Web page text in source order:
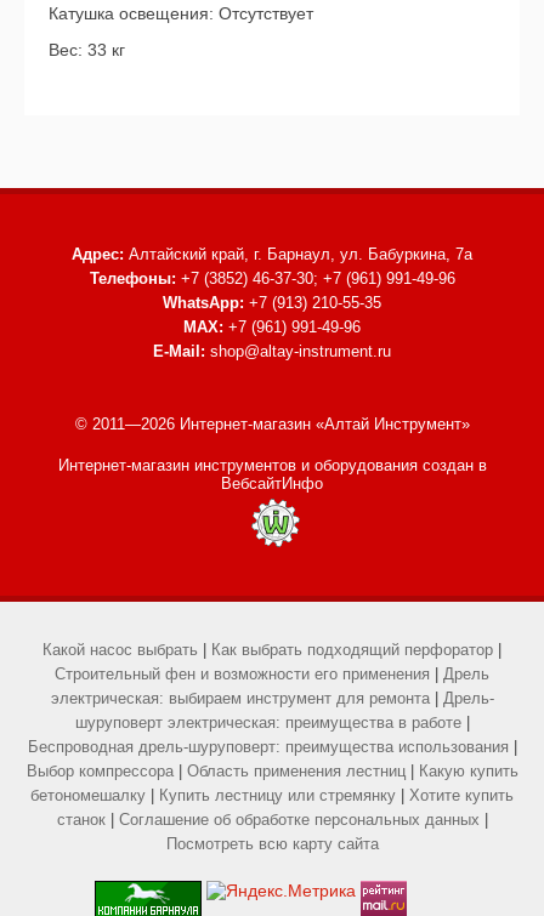
Катушка освещения: Отсутствует
Вес: 33 кг
Адрес: Алтайский край, г. Барнаул, ул. Бабуркина, 7а
Телефоны: +7 (3852) 46-37-30; +7 (961) 991-49-96
WhatsApp: +7 (913) 210-55-35
MAX: +7 (961) 991-49-96
E-Mail: shop@altay-instrument.ru
© 2011—2026 Интернет-магазин «Алтай Инструмент»
Интернет-магазин инструментов и оборудованиясоздан в
ВебсайтИнфо
Какой насос выбрать Как выбрать подходящий перфоратор
Строительный фен и возможности его применения
Дрель
электрическая: выбираем инструмент для ремонта| Дрель-
шуруповерт электрическая: преимущества в работе|
Беспроводная дрель-шуруповерт: преимущества использования
Выбор компрессора| Область применения лестниц|
Какую купить
бетономешалку
Купить лестницу или стремянку
Хотите купить
станок| Соглашение об обработке персональных данных
Посмотреть всю карту сайта